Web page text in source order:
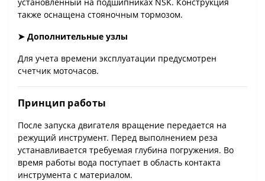
также оснащена стояночным тормозом.
➤ Дополнительные узлы
Для учета времени эксплуатации предусмотрен
счетчик моточасов.
Принцип работы
После запуска двигателя вращение передается на
режущий инструмент. Перед выполнением реза
устанавливается требуемая глубина погружения. Во
время работы вода поступает в область контакта
инструмента с материалом.